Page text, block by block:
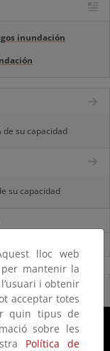
inundación
de su capacidad
su capacidad
lloc web
mantenir la
i obtenir
acceptar totes
quin tipus de
sobre les
Política de